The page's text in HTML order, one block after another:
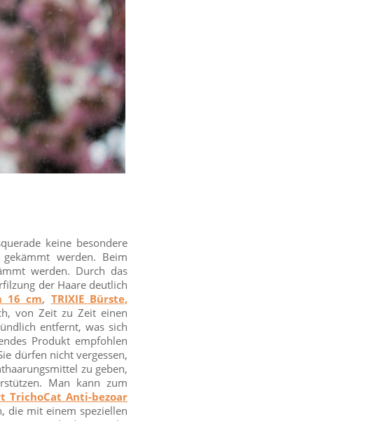
keine besondere
werden. Beim
werden. Durch das
der Haare deutlich
16 cm, TRIXIE Bürste,
von Zeit zu Zeit einen
entfernt, was sich
Produkt empfohlen
dürfen nicht vergessen,
zu geben,
Man kann zum
TrichoCat Anti-bezoar
die mit einem speziellen